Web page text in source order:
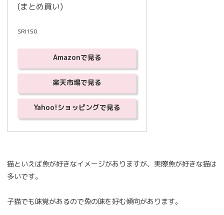
(まとめ買い)
SRI150
Amazonで見る
楽天市場で見る
Yahoo!ショッピングで見る
猫といえば魚が好きなイメージがありますが、実際魚が好きな猫は
多いです。
子猫でも味覚があるので魚の味を好む傾向があります。